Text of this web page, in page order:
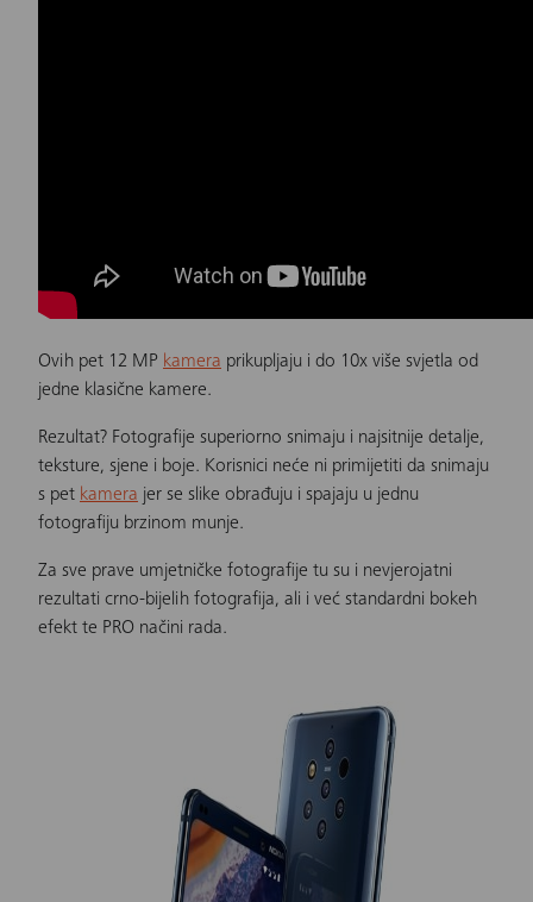
Ovih pet 12 MP kamera prikupljaju i do 10x više svjetla od
jedne klasične kamere.
Rezultat? Fotografije superiorno snimaju i najsitnije detalje,
teksture, sjene i boje. Korisnici neće ni primijetiti da snimaju
s pet kamera jer se slike obrađuju i spajaju u jednu
fotografiju brzinom munje.
Za sve prave umjetničke fotografije tu su i nevjerojatni
rezultati crno-bijelih fotografija, ali i već standardni bokeh
efekt te PRO načini rada.